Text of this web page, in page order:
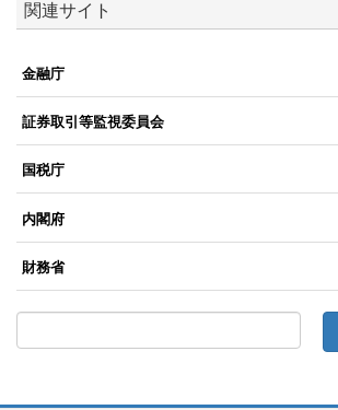
関連サイト
金融庁
証券取引等監視委員会
国税庁
内閣府
財務省